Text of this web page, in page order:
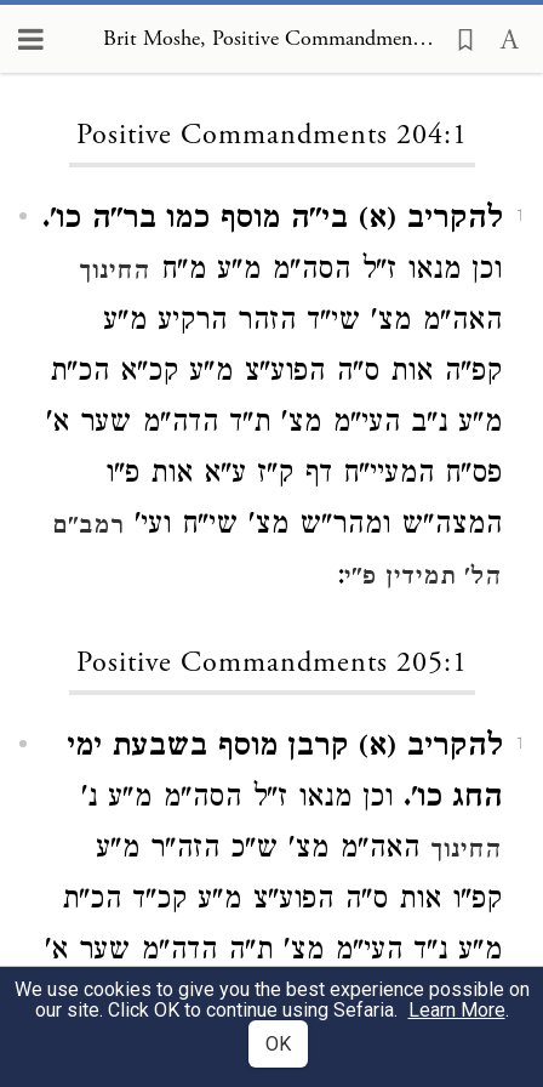
Brit Moshe, Positive Commandments 204:1
Positive Commandments 204:1
1
להקריב (א) בי"ה מוסף כמו בר"ה כו'.
וכן מנאו ז"ל הסה"מ מ"ע מ"ח החינוך
האה"מ מצ' שי"ד הזהר הרקיע מ"ע
קפ"ה אות ס"ה הפוע"צ מ"ע קכ"א הכ"ת
מ"ע נ"ב העי"מ מצ' ת"ד הדה"מ שער א'
פס"ח המעיי"ח דף ק"ז ע"א אות פ"ו
המצה"ש ומהר"ש מצ' שי"ח ועי' רמב"ם
הל' תמידין פ"י:
Positive Commandments 205:1
1
להקריב (א) קרבן מוסף בשבעת ימי
החג כו'. וכן מנאו ז"ל הסה"מ מ"ע נ'
החינוך האה"מ מצ' ש"כ הזה"ר מ"ע
קפ"ו אות ס"ה הפוע"צ מ"ע קכ"ד הכ"ת
מ"ע נ"ד העי"מ מצ' ת"ה הדה"מ שער א'
פ"ע המעיי"ח דף ק"ח ע"א אות צ"ז
המצה"ש ומהר"ש מצ' שכ"א והפרטי
We use cookies to give you the best experience possible on
our site. Click OK to continue using Sefaria. Learn More.
OK